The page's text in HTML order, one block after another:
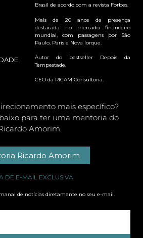
Brasil de acordo com a revista Forbes.
Mais de 20 anos de presença
destacada no mercado financeiro
mundial, com passagens por São
Paulo, Paris e Nova Iorque.
Autor do bestseller Depois da
Tempestade.
CEO da RICAM Consultoria.
mais específico?
para ter uma mentoria do
Amorim.
Ricardo Amorim
DE E-MAIL EXCLUSIVA
de notícias diretamente no seu e-mail.